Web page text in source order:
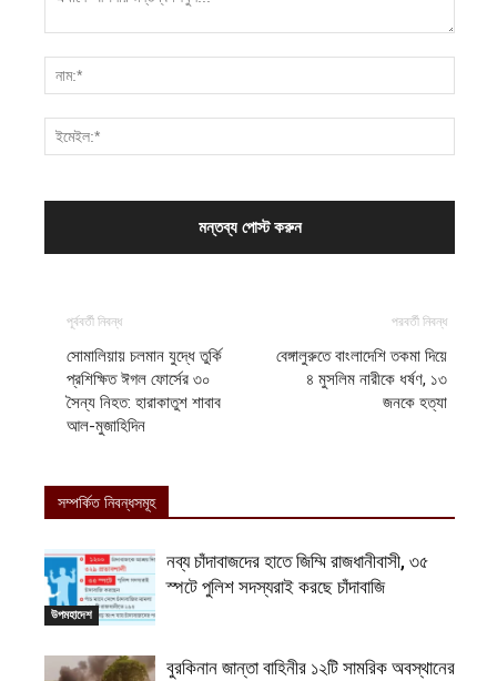
পূর্ববর্তী নিবন্ধ
সোমালিয়ায় চলমান যুদ্ধে তুর্কি
প্রশিক্ষিত ঈগল ফোর্সের ৩০
সৈন্য নিহত: হারাকাতুশ শাবাব
আল-মুজাহিদিন
পরবর্তী নিবন্ধ
বেঙ্গালুরুতে বাংলাদেশি তকমা দিয়ে
৪ মুসলিম নারীকে ধর্ষণ, ১৩
জনকে হত্যা
সম্পর্কিত নিবন্ধসমূহ
উপমহাদেশ
নব্য চাঁদাবাজদের হাতে জিম্মি রাজধানীবাসী, ৩৫
স্পটে পুলিশ সদস্যরাই করছে চাঁদাবাজি
বুরকিনান জান্তা বাহিনীর ১২টি সামরিক অবস্থানের